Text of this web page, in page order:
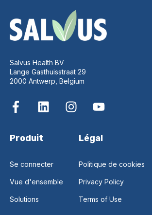
Salvus Health BV
Lange Gasthuisstraat 29
2000 Antwerp, Belgium
Produit
Se connecter
Vue d'ensemble
Solutions
Légal
Politique de cookies
Privacy Policy
Terms of Use